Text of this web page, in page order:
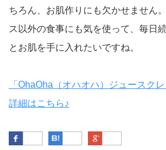
ちろん、お肌作りにも欠かせません
ス以外の食事にも気を使って、毎日
とお肌を手に入れたいですね。
「OhaOha（オハオハ）ジュースク
詳細はこちら♪
Facebook はてなブックマーク